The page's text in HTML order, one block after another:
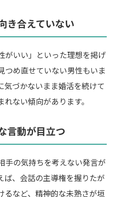
き合えていない
がいい」といった理想を掲げ
つめ直せていない男性もいま
気づかないまま婚活を続けて
ない傾向があります。
言動が目立つ
手の気持ちを考えない発言が
ば、会話の主導権を握りたが
るなど、精神的な未熟さが垣